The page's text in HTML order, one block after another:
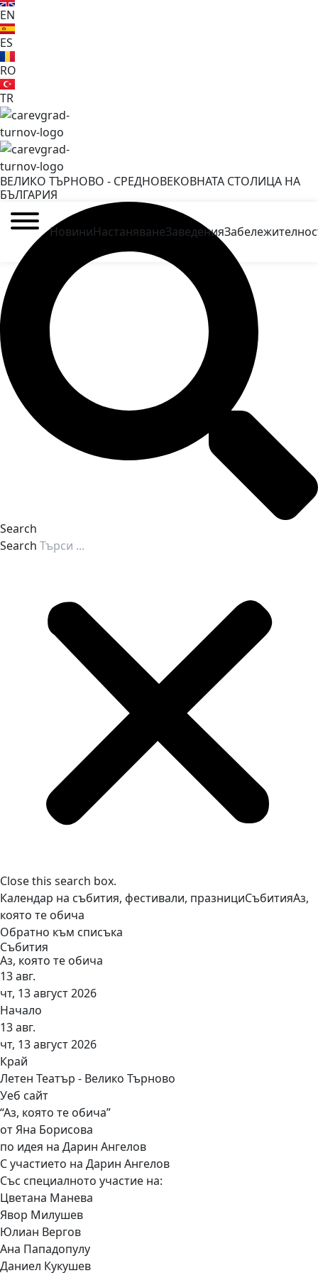
EN
ES
RO
TR
ВЕЛИКО ТЪРНОВО - СРЕДНОВЕКОВНАТА СТОЛИЦА НА
БЪЛГАРИЯ
НовиниНастаняванеЗаведения
Search
Search
Close this search box.
Календар на събития, фестивали, празнициСъбитияАз,
която те обича
Обратно към списъка
Събития
Аз, която те обича
13авг.
чт, 13 август 2026
Начало
13авг.
чт, 13 август 2026
Край
Летен Театър - Велико Търново
Уеб сайт
“Аз, която те обича”
от Яна Борисова
по идея на Дарин Ангелов
С участието на Дарин Ангелов
Със специалното участие на:
Цветана Манева
Явор Милушев
Юлиан Вергов
Ана Пападопулу
Даниел Кукушев